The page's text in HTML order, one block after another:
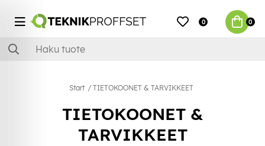
0 0
Start TIETOKOONET & TARVIKKEET
TIETOKOONET &
TARVIKKEET